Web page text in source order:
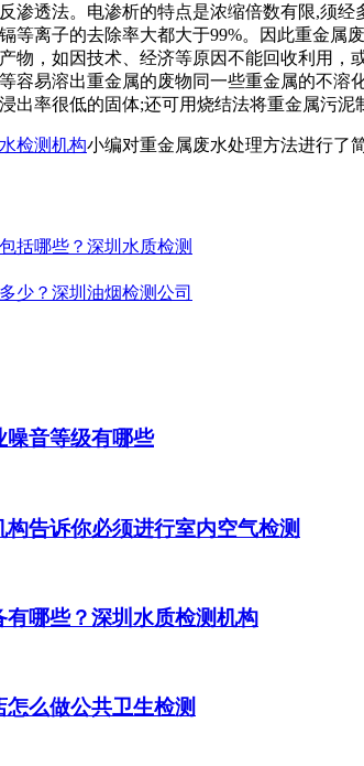
透法。电渗析的特点是浓缩倍数有限,须经
等离子的去除率大都大于99%。因此重金
物，如因技术、经济等原因不能回收利用
容易溶出重金属的废物同一些重金属的不溶
出率很低的固体;还可用烧结法将重金属污泥
检测机构小编对重金属废水处理方法进行了
括哪些？深圳水质检测
少？深圳油烟检测公司
噪音等级有哪些
告诉你必须进行室内空气检测
有哪些？深圳水质检测机构
么做公共卫生检测